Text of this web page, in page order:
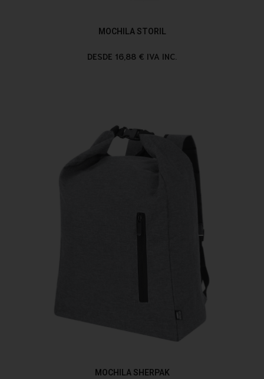
MOCHILA STORIL
DESDE 16,88 € IVA INC.
MOCHILA SHERPAK